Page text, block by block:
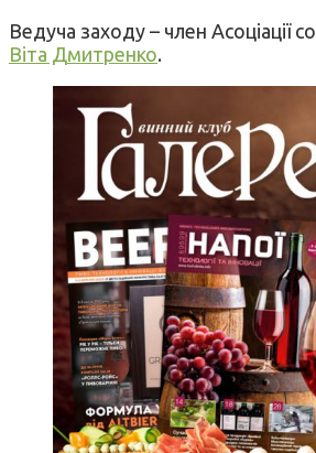
Ведуча заходу – член Асоціації
Віта Дмитренко.